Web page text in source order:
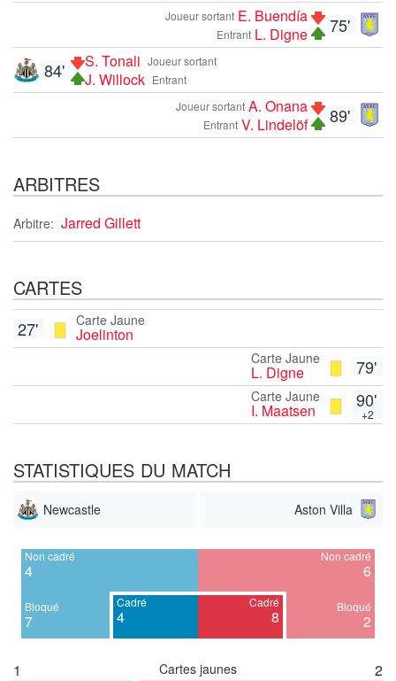
75'
Joueur sortant E. Buendía
Entrant L. Digne
Joueur sortant
S. Tonali
Entrant
J. Willock
84'
89'
Joueur sortant A. Onana
Entrant V. Lindelöf
ARBITRES
Arbitre: Jarred Gillett
CARTES
Carte Jaune
Joelinton
27'
79'
Carte Jaune
L. Digne
90'
+2
Carte Jaune
I. Maatsen
STATISTIQUES DU MATCH
Newcastle Aston Villa
Non cadré
4
Bloqué
7
Cadré
4
Cadré
8
Non cadré
6
Bloqué
2
1 Cartes jaunes 2